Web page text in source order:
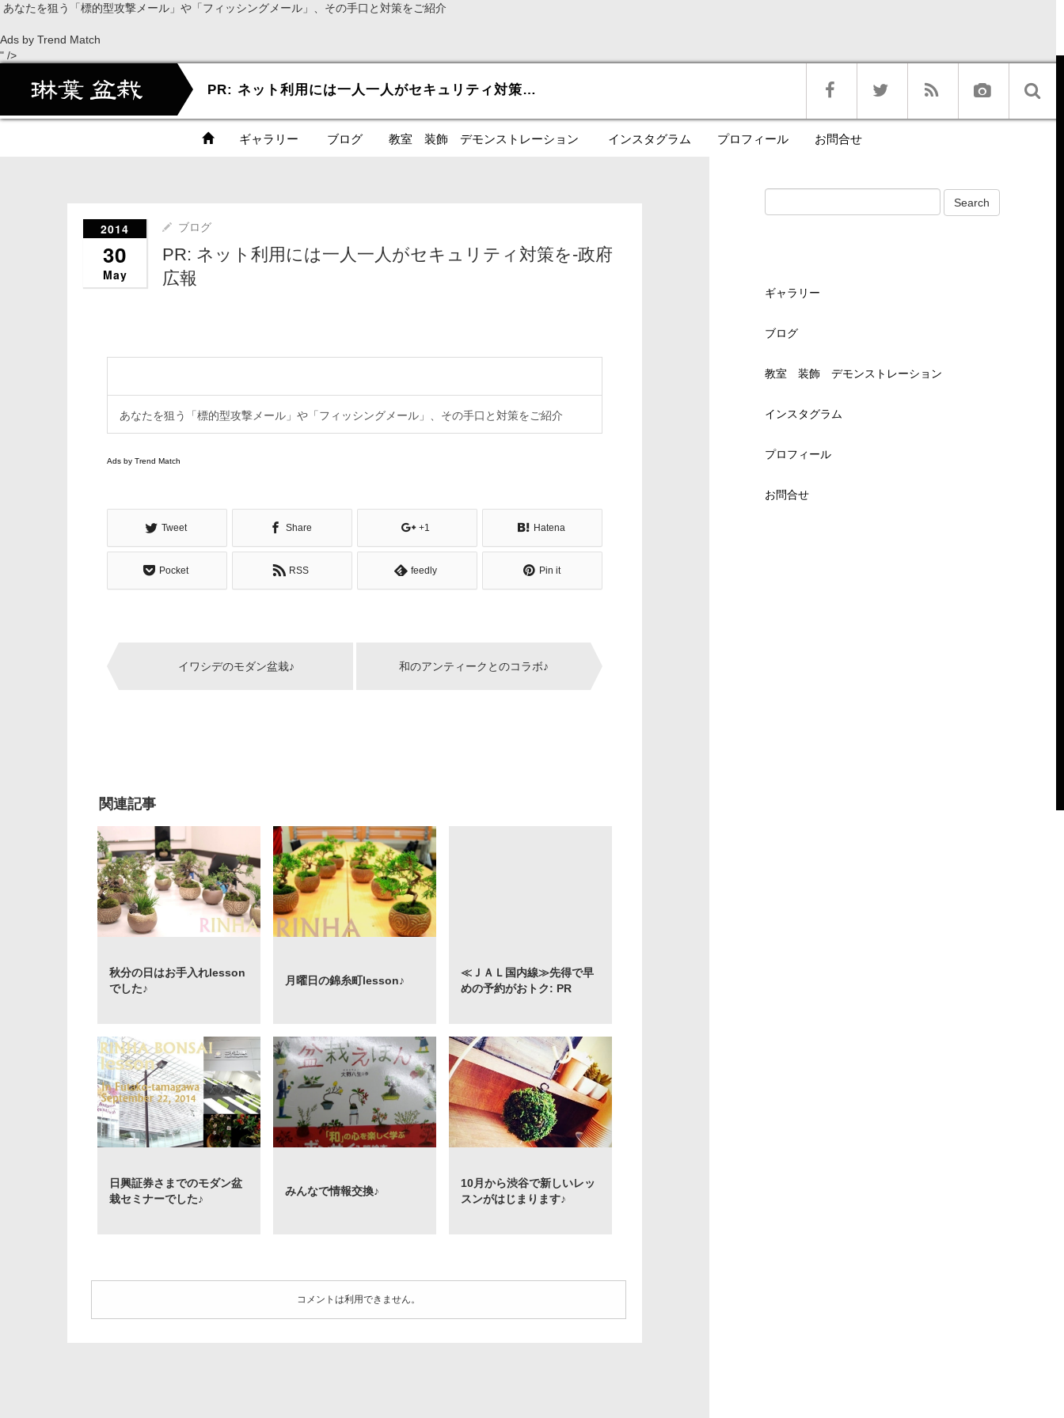
あなたを狙う「標的型攻撃メール」や「フィッシングメール」、その手口と対策をご紹介
Ads by Trend Match
" />
PR: ネット利用には一人一人がセキュリティ対策を-政府広報
ギャラリー ブログ 教室 装飾 デモンストレーション インスタグラム プロフィール お問合せ
2014
30
May
ブログ
PR: ネット利用には一人一人がセキュリティ対策を-政府
広報
あなたを狙う「標的型攻撃メール」や「フィッシングメール」、その手口と対策をご紹介
Ads by Trend Match
Tweet Share +1 Hatena
Pocket RSS feedly Pin it
イワシデのモダン盆栽♪ 和のアンティークとのコラボ♪
関連記事
秋分の日はお手入れlesson
でした♪
月曜日の錦糸町lesson♪
≪ＪＡＬ国内線≫先得で早
めの予約がおトク: PR
日興証券さまでのモダン盆
栽セミナーでした♪
みんなで情報交換♪
10月から渋谷で新しいレッ
スンがはじまります♪
コメントは利用できません。
ギャラリー
ブログ
教室 装飾 デモンストレーション
インスタグラム
プロフィール
お問合せ